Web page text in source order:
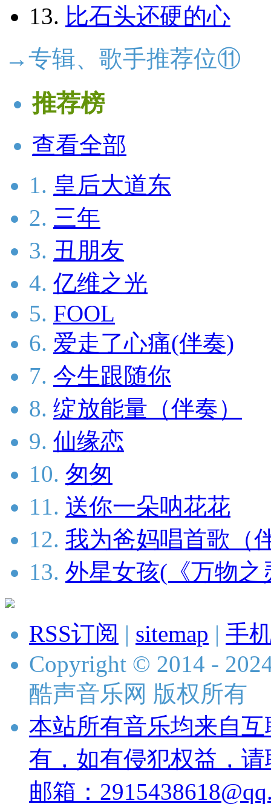
13. 比石头还硬的心
→专辑、歌手推荐位⑪
推荐榜
查看全部
1. 皇后大道东
2. 三年
3. 丑朋友
4. 亿维之光
5. FOOL
6. 爱走了心痛(伴奏)
7. 今生跟随你
8. 绽放能量（伴奏）
9. 仙缘恋
10. 匆匆
11. 送你一朵呐花花
12. 我为爸妈唱首歌（
13. 外星女孩(《万物之
RSS订阅 | sitemap | 手
Copyright © 2014 -
酷声音乐网 版权所有
本站所有音乐均来自
有，如有侵犯权益，
邮箱：